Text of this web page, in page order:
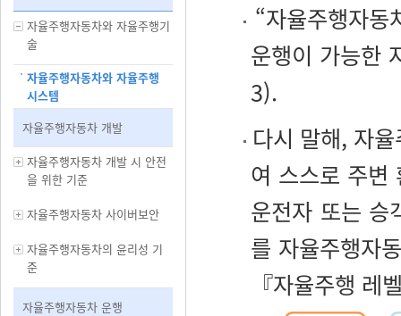
자율주행자동차와 자율주행기
술
자율주행자동차와 자율주행
시스템
자율주행자동차 개발
자율주행자동차 개발 시 안전
을 위한 기준
자율주행자동차 사이버보안
자율주행자동차의 윤리성 기
준
자율주행자동차 운행
“자율주행자
운행이 가능한
3).
다시 말해, 자
여 스스로 주변
운전자 또는 승
를 자율주행자
『자율주행